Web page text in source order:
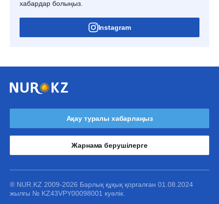
хабардар болыңыз.
Instagram
Ақау туралы хабарлаңыз
Жарнама берушілерге
® NUR.KZ 2009-2026 Барлық құқық қорғалған 01.08.2024
жылғы № KZ43VPY00098001 куәлік.